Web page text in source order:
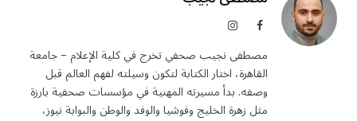
فيسبوكالانستغرام
مصطفى نجيب صحفي تخرج في كلية الإعلام – جامعة
القاهرة، اختار الكتابة لتكون وسيلته لفهم العالم قبل
وصفه. بدأ مسيرته المهنية في مؤسسات صحفية بارزة
مثل زهرة الخليج وفوشيا والوفد والوطن والبوابة نيوز،